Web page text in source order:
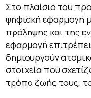
Στο πλαίσιο του
ψηφιακή εφαρμογή
πρόληψης και της
εφαρμογή
δημιουργούν
στοιχεία που
τρόπο ζωής τους,